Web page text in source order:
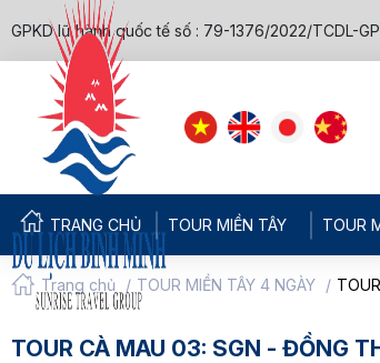
GPKD lữ hành quốc tế số : 79-1376/2022/TCDL-
TRANG CHỦ TOUR MIỀN TÂY TOUR
Trang chủ / TOUR MIỀN TÂY 4 NGÀY /
TOUR CÀ MAU 03: SGN - ĐỒNG